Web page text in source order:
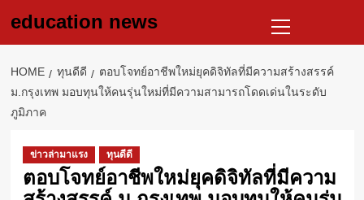
education news
Menu
HOME ทุนดีดี
ตอบโจทย์อาชีพใหม่ยุคดิจิทัลที่มีความสร้างสรรค์
ม.กรุงเทพ มอบทุนให้คนรุ่นใหม่ที่มีความสามารถโดดเด่นในระดับ
ภูมิภาค
ข่าวล่ามาแรง ทุนดีดี
ตอบโจทย์อาชีพใหม่ยุคดิจิทัลที่มีความ